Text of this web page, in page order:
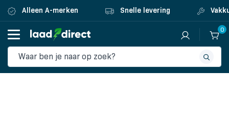
Alleen A-merken Snelle levering
0